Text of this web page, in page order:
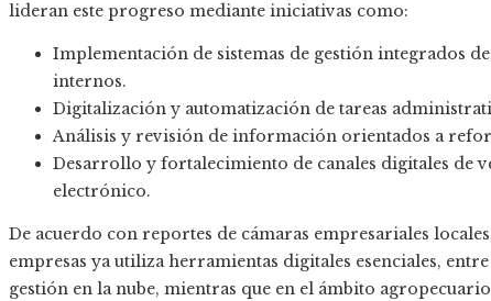
lideran este progreso mediante iniciativas como:
Implementación de sistemas de gestión integrados
internos.
Digitalización y automatización de tareas
Análisis y revisión de información orientados a
Desarrollo y fortalecimiento de canales digitales de
electrónico.
De acuerdo con reportes de cámaras empresariales
empresas ya utiliza herramientas digitales esenciales,
gestión en la nube, mientras que en el ámbito